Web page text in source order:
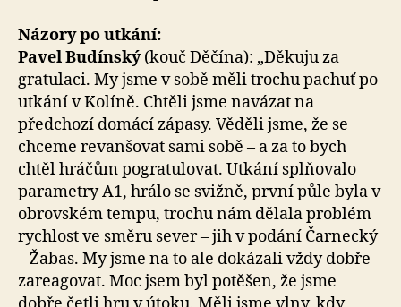
Názory po utkání:
Pavel Budínský(kouč Děčína): „Děkuju za
gratulaci. My jsme v sobě měli trochu pachuť po
utkání v Kolíně. Chtěli jsme navázat na
předchozí domácí zápasy. Věděli jsme, že se
chceme revanšovat sami sobě – a za to bych
chtěl hráčům pogratulovat. Utkání splňovalo
parametry A1, hrálo se svižně, první půle byla v
obrovském tempu, trochu nám dělala problém
rychlost ve směru sever – jih v podání Čarnecký
– Žabas. My jsme na to ale dokázali vždy dobře
zareagovat. Moc jsem byl potěšen, že jsme